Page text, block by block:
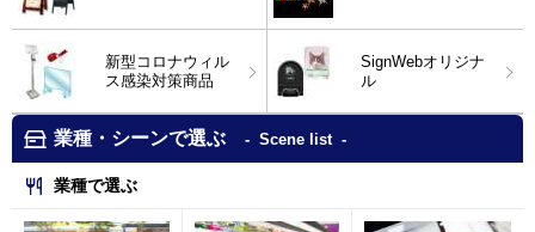
新型コロナウィル
ス感染対策商品
SignWebオリジナ
ル
業種・シーンで選ぶ Scene list
業種で選ぶ